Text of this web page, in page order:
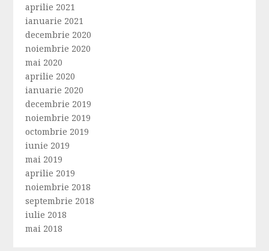
aprilie 2021
ianuarie 2021
decembrie 2020
noiembrie 2020
mai 2020
aprilie 2020
ianuarie 2020
decembrie 2019
noiembrie 2019
octombrie 2019
iunie 2019
mai 2019
aprilie 2019
noiembrie 2018
septembrie 2018
iulie 2018
mai 2018